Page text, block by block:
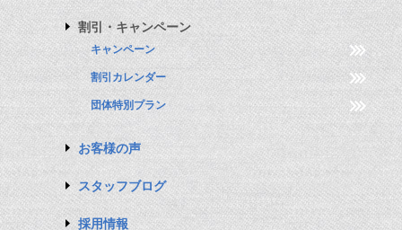
割引・キャンペーン
キャンペーン
割引カレンダー
団体特別プラン
お客様の声
スタッフブログ
採用情報